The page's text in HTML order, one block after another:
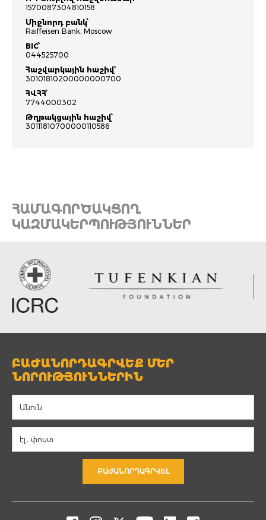
1570087304810158
Միջնորդ բանկ՝
Raiffeisen Bank, Moscow
BIC՝
044525700
Հաշվարկային հաշիվ՝
30101810200000000700
ՀՎՀՀ՝
7744000302
Թղթակցային հաշիվ՝
30111810700000110586
ՀԱՄԱԳՈՐԾԱԿՑՈՂ
ԿԱԶՄԱԿԵՐՊՈՒԹՅՈՒՆՆԵՐ
ԲԱԺԱՆՈՐԴԱԳՐՎԵՔ ՄԵՐ
ՆՈՐՈՒԹՅՈՒՆՆԵՐԻՆ
ԲԱԺԱՆՈՐԴԱԳՐՎԵԼ